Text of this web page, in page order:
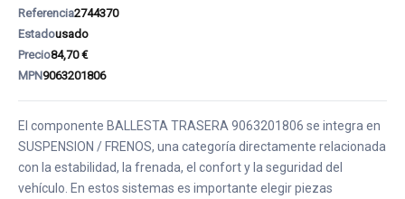
Referencia2744370
Estadousado
Precio84,70 €
MPN9063201806
El componente BALLESTA TRASERA 9063201806 se integra en
SUSPENSION / FRENOS, una categoría directamente relacionada
con la estabilidad, la frenada, el confort y la seguridad del
vehículo. En estos sistemas es importante elegir piezas